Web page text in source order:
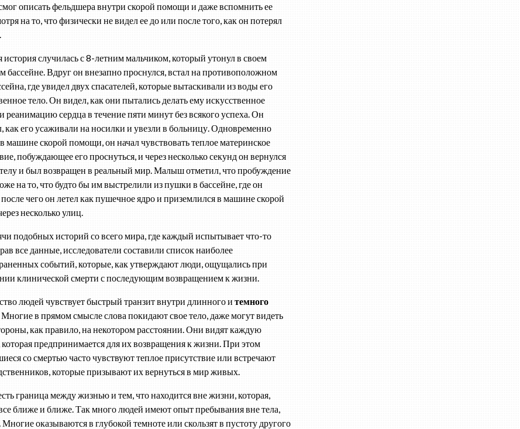
описать фельдшера внутри скорой помощи и даже вспомнить ее
на то, что физически не видел ее до или после того, как он потерял
случилась с 8-летним мальчиком, который утонул в своем
бассейне. Вдруг он внезапно проснулся, встал на противоположном
где увидел двух спасателей, которые вытаскивали из воды его
тело. Он видел, как они пытались делать ему искусственное
реанимацию сердца в течение пяти минут без всякого успеха. Он
как его усаживали на носилки и увезли в больницу. Одновременно
машине скорой помощи, он начал чувствовать теплое материнское
побуждающее его проснуться, и через несколько секунд он вернулся
и был возвращен в реальный мир. Малыш отметил, что пробуждение
на то, что будто бы им выстрелили из пушки в бассейне, где он
чего он летел как пушечное ядро и приземлился в машине скорой
несколько улиц.
подобных историй со всего мира, где каждый испытывает что-то
все данные, исследователи составили список наиболее
событий, которые, как утверждают люди, ощущались при
клинической смерти с последующим возвращением к жизни.
людей чувствует быстрый транзит внутри длинного и темного
Многие в прямом смысле слова покидают свое тело, даже могут видеть
как правило, на некотором расстоянии. Они видят каждую
предпринимается для их возвращения к жизни. При этом
со смертью часто чувствуют теплое присутствие или встречают
которые призывают их вернуться в мир живых.
граница между жизнью и тем, что находится вне жизни, которая,
ближе и ближе. Так много людей имеют опыт пребывания вне тела,
Многие оказываются в глубокой темноте или скользят в пустоту другого